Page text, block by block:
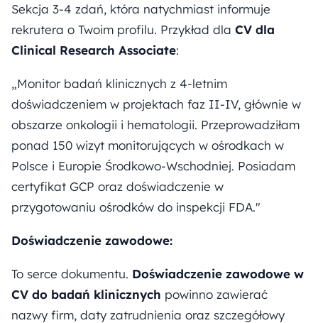
Sekcja 3-4 zdań, która natychmiast informuje
rekrutera o Twoim profilu. Przykład dla CV dla
Clinical Research Associate:
„Monitor badań klinicznych z 4-letnim
doświadczeniem w projektach faz II-IV, głównie w
obszarze onkologii i hematologii. Przeprowadziłam
ponad 150 wizyt monitorujących w ośrodkach w
Polsce i Europie Środkowo-Wschodniej. Posiadam
certyfikat GCP oraz doświadczenie w
przygotowaniu ośrodków do inspekcji FDA."
Doświadczenie zawodowe:
To serce dokumentu. Doświadczenie zawodowe w
CV do badań klinicznych powinno zawierać
nazwy firm, daty zatrudnienia oraz szczegółowy